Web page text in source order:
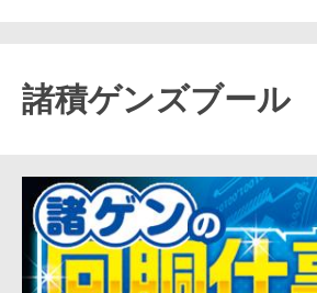
諸積ゲンズブール